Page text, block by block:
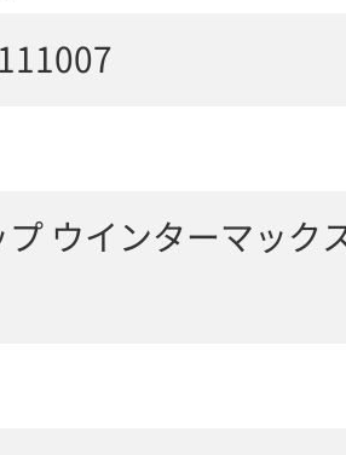
プ ウインターマッ